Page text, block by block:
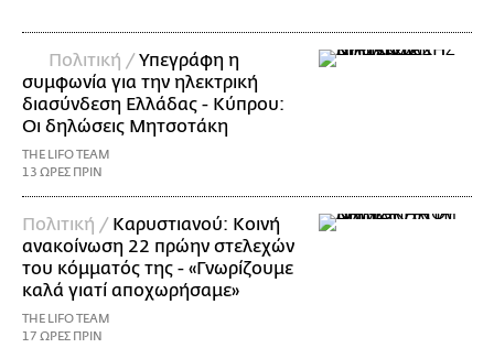
Πολιτική /Υπεγράφη η
συμφωνία για την ηλεκτρική
διασύνδεση Ελλάδας - Κύπρου:
Οι δηλώσεις Μητσοτάκη
THE LIFO TEAM
13 ΩΡΕΣ ΠΡΙΝ
Πολιτική / Καρυστιανού: Κοινή
ανακοίνωση 22 πρώην στελεχών
του κόμματός της - «Γνωρίζουμε
καλά γιατί αποχωρήσαμε»
THE LIFO TEAM
17 ΩΡΕΣ ΠΡΙΝ